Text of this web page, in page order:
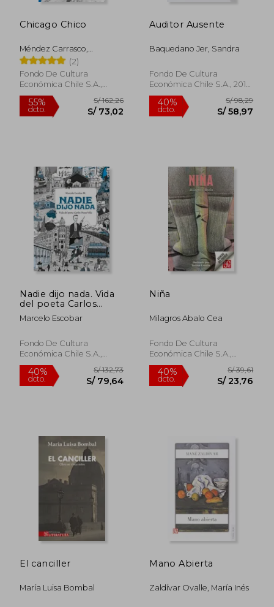
40%
dcto.
S/ 72,28
S/ 43,37
40%
dcto.
40% S/ 148,65 55%
Chicago Chico
Méndez Carrasco,
Armando
(2)
Fondo De Cultura
Económica Chile S.A.,
2023, Tapa Blanda, Nuevo
Auditor Ausente
Baquedano Jer, Sandra
Fondo De Cultura
Económica Chile S.A., 2014,
1 Edición, Tapa Blanda,
Nuevo
Nadie dijo nada. Vida
del poeta Carlos
Pezoa Véliz
Marcelo Escobar
Fondo De Cultura
Económica Chile S.A.,
2025, 1 Edición, Tapa
Blanda, Nuevo
Niña
Milagros Abalo Cea
Fondo De Cultura
Económica Chile S.A.,
2025, Tapa Blanda, Nuevo
El canciller
María Luisa Bombal
Mano Abierta
Zaldívar Ovalle, María Inés